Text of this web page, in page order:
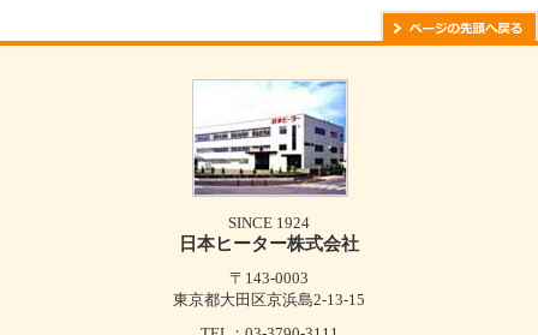
SINCE 1924
日本ヒーター株式会社
〒143-0003
東京都大田区京浜島2-13-15